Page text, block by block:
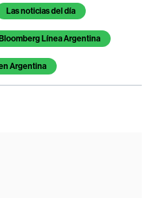
Las noticias del día
Bloomberg Línea Argentina
Argentina